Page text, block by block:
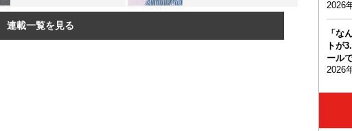
連載一覧を見る
2026
「な
トが
ール
2026